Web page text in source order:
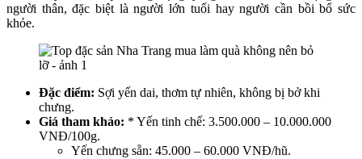
người thân, đặc biệt là người lớn tuổi hay người cần bồi bổ sức
khỏe.
Đặc điểm: Sợi yến dai, thơm tự nhiên, không bị bở khi
chưng.
Giá tham khảo: * Yến tinh chế: 3.500.000 – 10.000.000
VNĐ/100g.
Yến chưng sẵn: 45.000 – 60.000 VNĐ/hũ.